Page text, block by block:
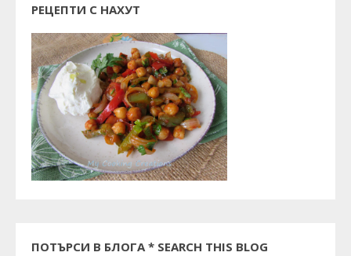
РЕЦЕПТИ С НАХУТ
ПОТЪРСИ В БЛОГА * SEARCH THIS BLOG